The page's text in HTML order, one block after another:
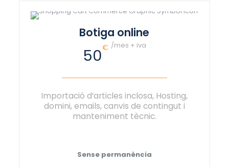
Botiga online
50€ /mes + iva
Importació d’articles inclosa, Hosting,
domini, emails, canvis de contingut i
manteniment tècnic.
Sense permanència